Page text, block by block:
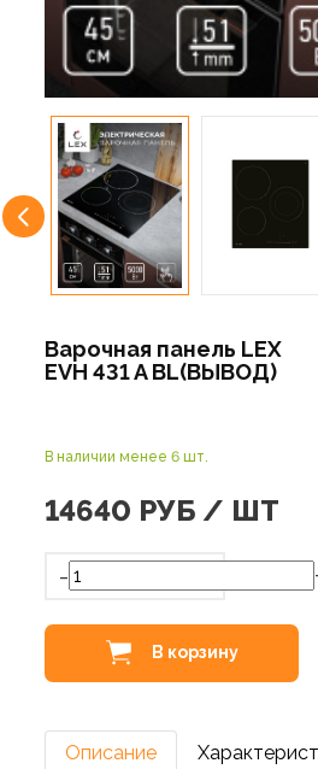
Варочная панель LEX
EVH 431 A BL(ВЫВОД)
В наличии менее 6 шт.
14640 РУБ / ШТ
-
В корзину
Описание